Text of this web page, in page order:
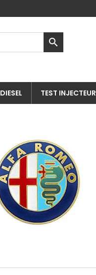

TEST INJECTEUR